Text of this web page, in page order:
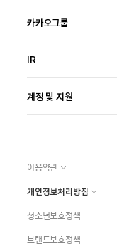
카카오그룹
IR
계정 및 지원
이용약관
개인정보처리방침
청소년보호정책
브랜드보호정책